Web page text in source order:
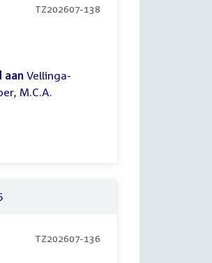
TZ202607-138
aan Vellinga-
M.C.A.
TZ202607-136